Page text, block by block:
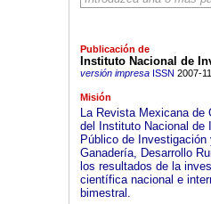
Publicación de
Instituto Nacional de
versión impresaISSN 2007-
Misión
La Revista Mexicana
del Instituto Nacional de
Público de
Ganadería, Desarrollo
los resultados de la
científica nacional e
bimestral.